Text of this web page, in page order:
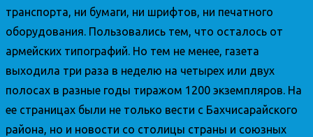
транспорта, ни бумаги, ни шрифтов, ни печатного
оборудования. Пользовались тем, что осталось от
армейских типографий. Но тем не менее, газета
выходила три раза в неделю на четырех или двух
полосах в разные годы тиражом 1200 экземпляров. На
ее страницах были не только вести с Бахчисарайского
района, но и новости со столицы страны и союзных